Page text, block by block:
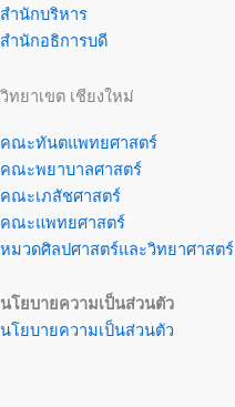
สำนักบริหาร
สำนักอธิการบดี
วิทยาเขต เชียงใหม่
คณะทันตแพทยศาสตร์
คณะพยาบาลศาสตร์
คณะเภสัชศาสตร์
คณะแพทยศาสตร์
หมวดศิลปศาสตร์และวิทยาศาสตร์
นโยบายความเป็นส่วนตัว
นโยบายความเป็นส่วนตัว